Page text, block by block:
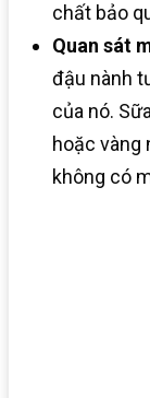
chất bảo
Quan sát
đậu nành
của nó.
hoặc vàng
không có